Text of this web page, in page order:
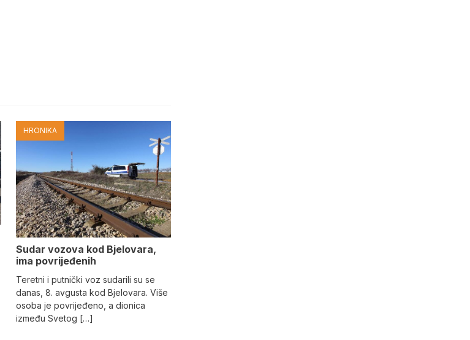
HRONIKA
Sudar vozova kod Bjelovara,
ima povrijeđenih
Teretni i putnički voz sudarili su se
danas, 8. avgusta kod Bjelovara. Više
osoba je povrijeđeno, a dionica
između Svetog […]